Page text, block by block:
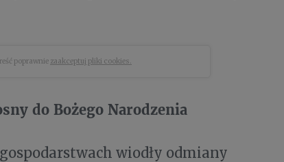
poprawnie zaakceptuj pliki cookies.
do Bożego Narodzenia
wiodły odmiany